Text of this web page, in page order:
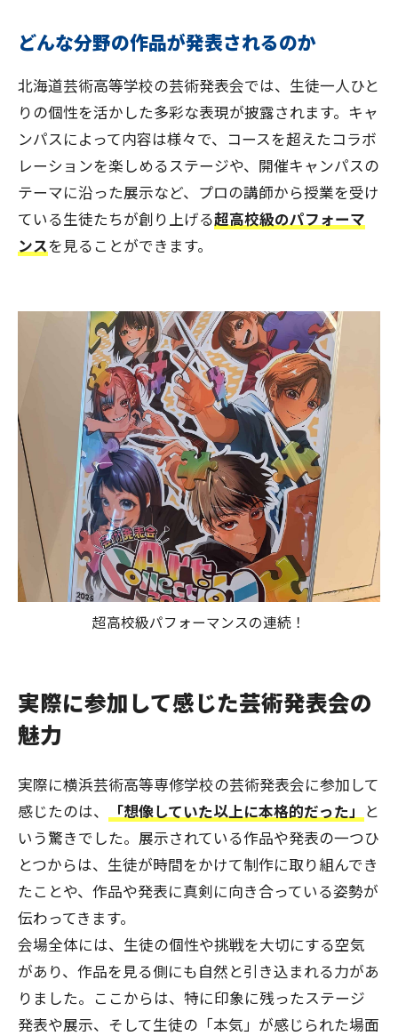
どんな分野の作品が発表されるのか
北海道芸術高等学校の芸術発表会では、生徒一人ひと
りの個性を活かした多彩な表現が披露されます。キャ
ンパスによって内容は様々で、コースを超えたコラボ
レーションを楽しめるステージや、開催キャンパスの
テーマに沿った展示など、プロの講師から授業を受け
ている生徒たちが創り上げる超高校級のパフォーマ
ンスを見ることができます。
超高校級パフォーマンスの連続！
実際に参加して感じた芸術発表会の
魅力
実際に横浜芸術高等専修学校の芸術発表会に参加して
感じたのは、
「想像していた以上に本格的だった」 と
いう驚きでした。展示されている作品や発表の一つひ
とつからは、生徒が時間をかけて制作に取り組んでき
たことや、作品や発表に真剣に向き合っている姿勢が
伝わってきます。
会場全体には、生徒の個性や挑戦を大切にする空気
があり、作品を見る側にも自然と引き込まれる力があ
りました。ここからは、特に印象に残ったステージ
発表や展示、そして生徒の「本気」が感じられた場面